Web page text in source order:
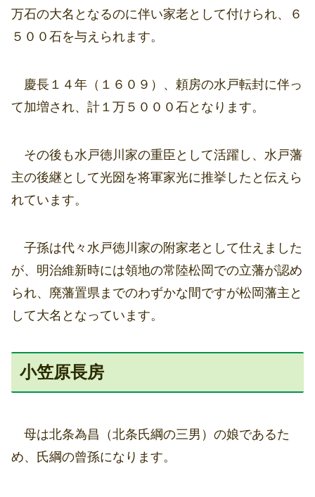
万石の大名となるのに伴い家老として付けられ、６
５００石を与えられます。
慶長１４年（１６０９）、頼房の水戸転封に伴っ
て加増され、計１万５０００石となります。
その後も水戸徳川家の重臣として活躍し、水戸藩
主の後継として光圀を将軍家光に推挙したと伝えら
れています。
子孫は代々水戸徳川家の附家老として仕えました
が、明治維新時には領地の常陸松岡での立藩が認め
られ、廃藩置県までのわずかな間ですが松岡藩主と
して大名となっています。
小笠原長房
母は北条為昌（北条氏綱の三男）の娘であるた
め、氏綱の曾孫になります。